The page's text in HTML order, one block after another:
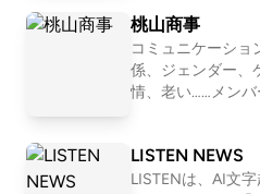
システム開発に従事。その
エンジニアとして、データ
数百に渡る分析案件の経験
ティングファームにて各企
など多数務め、各企業向け
における包括的なコンサル
くりやコミュニティ運営に
ル（地域）での活動を広げ
い 💡 イベントのポイント
ストを「メディア（媒体）
ら紐解きます。「声」を編
方や編集の工夫といった実
泊として来られる
わる場所になって
だけではなく、中
ただいています。
s://
恋愛ってマーージ
https://
組公式SNS
タもある） 🚗🚥
桃山商事
コミュニケーショ
係、ジェンダー、
情、老い……メンバ
軍ラジオ」
愛よももやまば
LISTEN NEWS
LISTENは、AI文